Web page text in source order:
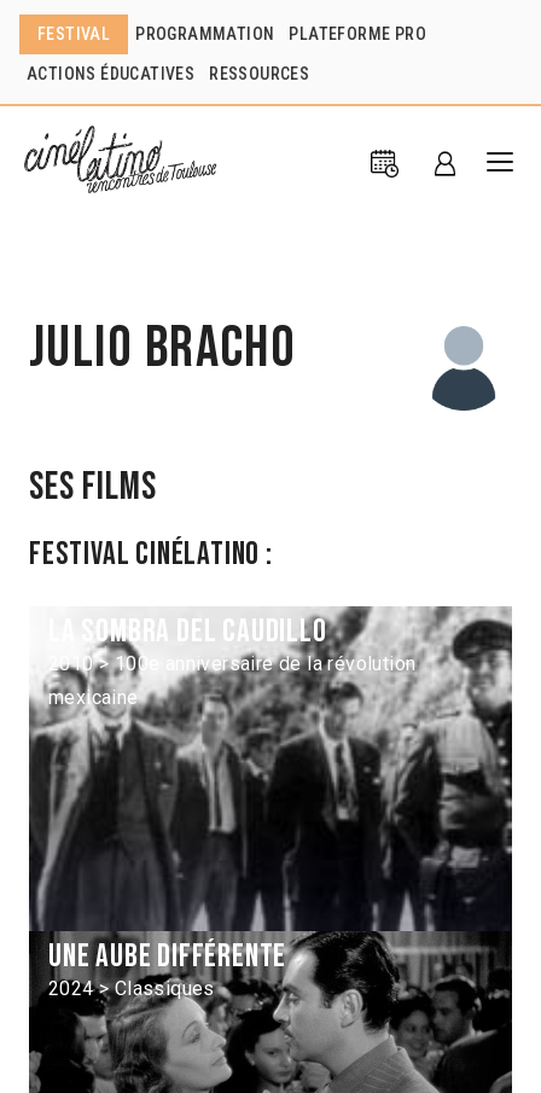
FESTIVAL PROGRAMMATION PLATEFORME PRO
ACTIONS ÉDUCATIVES RESSOURCES
Julio Bracho
Ses films
Festival Cinélatino :
La sombra del caudillo
2010 > 100e anniversaire de la révolution
mexicaine
Une aube différente
2024 > Classiques